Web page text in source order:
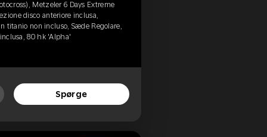
Metzeler 6 Days Extreme
disco anteriore inclusa,
titanio non incluso, Sæde Regolare,
80 hk 'Alpha'
Spørge